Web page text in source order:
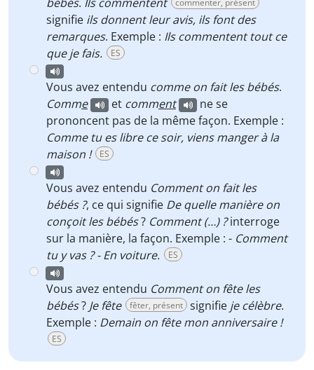
commenter, présent
signifie ils donnent leur avis, ils font des
remarques. Exemple : Ils commentent tout ce
que je fais.
ES
Vous avez entendu comme on fait les bébés.
Comme et comment
ne se
prononcent pas de la même façon. Exemple :
Comme tues libre ce soir, viens manger à la
maison !
ES
Vous avez entendu Comment on fait les
bébés ?, ce qui signifie De quelle manière on
conçoit les bébés? Comment (…) ?interroge
sur la manière, la façon. Exemple : - Comment
tu y vas ? - En voiture.
ES
Vous avez entendu Comment on fête les
bébés? Je fête fêter, présent signifie je célèbre.
Exemple : Demain on fête mon anniversaire !
ES